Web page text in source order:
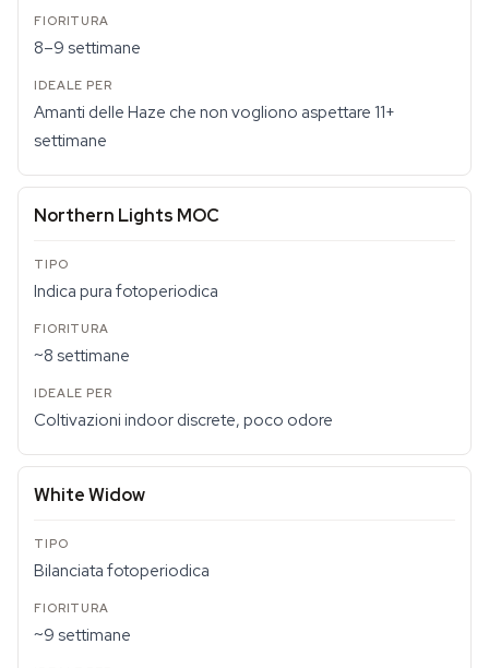
8–9 settimane
Amanti delle Haze che non vogliono aspettare 11+
settimane
Northern Lights MOC
Indica pura fotoperiodica
~8 settimane
Coltivazioni indoor discrete, poco odore
White Widow
Bilanciata fotoperiodica
~9 settimane